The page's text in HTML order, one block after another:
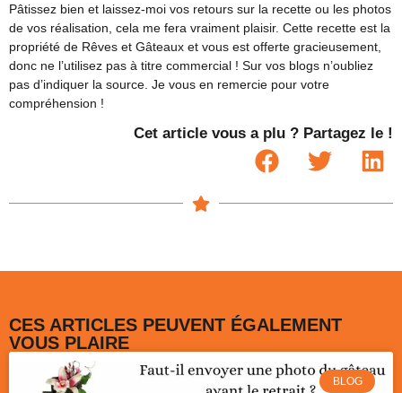
Pâtissez bien et laissez-moi vos retours sur la recette ou les photos
de vos réalisation, cela me fera vraiment plaisir. Cette recette est la
propriété de Rêves et Gâteaux et vous est offerte gracieusement,
donc ne l’utilisez pas à titre commercial ! Sur vos blogs n’oubliez
pas d’indiquer la source. Je vous en remercie pour votre
compréhension !
Cet article vous a plu ? Partagez le !
CES ARTICLES PEUVENT ÉGALEMENT
VOUS PLAIRE
BLOG